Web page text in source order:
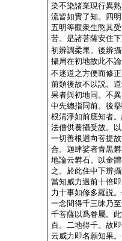
染不染諸業現行異
流皆如實了知。四
五明等觀衆生愍其
苦。是諸菩薩安住
初辨調柔果。後辨
攝局在初地故此不
不迷道之方便而修
前類後故不以説。
果者與初地同。不
中先總指同前。後
根清淨如前應知者
法僧供養攝受故。
一切善根迴向菩提
合。迦肆娑者青黒
地論云礬石。以金
之。於此住中下辨
當知威力過前十倍
力十事如修多羅説
一念間得千三昧乃
千菩薩以爲眷屬。
百。二地得千。故
云威力即名願知果